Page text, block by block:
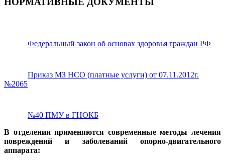
Федеральный закон об основах здоровья граждан РФ
Приказ МЗ НСО (платные услуги) от 07.11.2012г.
№2065
№40 ПМУ в ГНОКБ
В отделении применяются современные методы лечения
повреждений и заболеваний опорно-двигательного
аппарата: